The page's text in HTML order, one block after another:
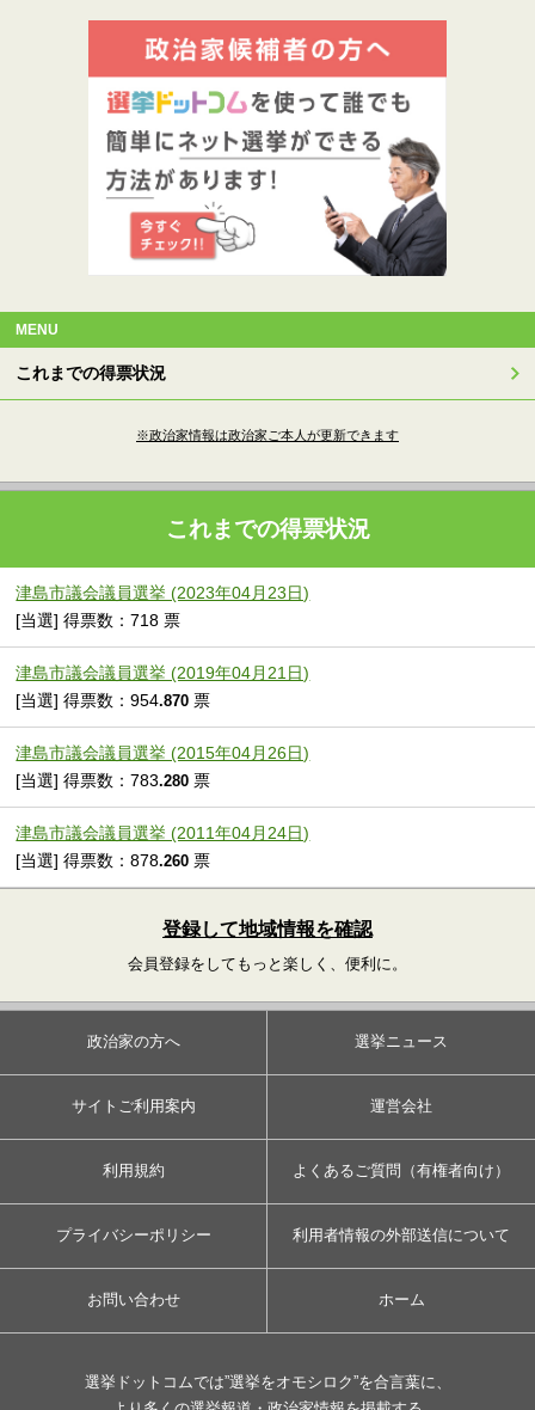
MENU
これまでの得票状況
※政治家情報は政治家ご本人が更新できます
これまでの得票状況
津島市議会議員選挙 (2023年04月23日)
[当選] 得票数：718 票
津島市議会議員選挙 (2019年04月21日)
[当選] 得票数：954.870 票
津島市議会議員選挙 (2015年04月26日)
[当選] 得票数：783.280 票
津島市議会議員選挙 (2011年04月24日)
[当選] 得票数：878.260 票
登録して地域情報を確認
会員登録をしてもっと楽しく、便利に。
政治家の方へ 選挙ニュース
サイトご利用案内 運営会社
利用規約 よくあるご質問（有権者向け）
プライバシーポリシー 利用者情報の外部送信について
お問い合わせ ホーム
選挙ドットコムでは”選挙をオモシロク”を合言葉に、